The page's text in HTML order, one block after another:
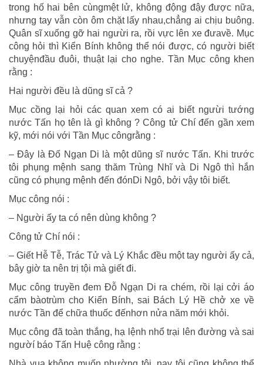
trong hố hai bên cùngmệt lử, không động đậy được nữa,
nhưng tay vẫn còn ôm chặt lấy nhau,chẳng ai chịu buông.
Quân sĩ xuống gỡ hai ngưừi ra, rồi vực lên xe đưavề. Mục
công hỏi thì Kiển Bính không thể nói được, có người biết
chuyệnđầu đuôi, thuật lại cho nghe. Tần Mục công khen
rằng :
Hai người đều là dũng sĩ cả ?
Mục cồng lại hỏi các quan xem có ai biết ngưừi tướng
nước Tấn họ tên là gì không ? Công tử Chí đến gần xem
kỹ, mới nói với Tần Mục côngrằng :
– Đây là Đố Ngạn Di là một dũng sĩ nước Tấn. Khi trước
tôi phụng mệnh sang thăm Trùng Nhĩ và Di Ngô thì hắn
cũng có phụng mệnh đến đónDi Ngô, bởi vậy tôi biết.
Mục công nói :
– Người ấy ta có nên dùng không ?
Công tử Chí nói :
– Giết Hễ Tễ, Trác Tử và Lý Khắc đều một tay người ấy cả,
bây giờ ta nên trị tội mà giết đi.
Mục công truyền đem Đỗ Ngạn Di ra chém, rồi lại cởi áo
cẩm bàotrùm cho Kiển Bính, sai Bách Lý Hề chở xe về
nước Tần để chữa thuốc đếnhơn nửa năm mới khỏi.
Mục công đã toàn thắng, hạ lệnh nhổ trại lên đường và sai
ngườí báo Tấn Huệ công rằng :